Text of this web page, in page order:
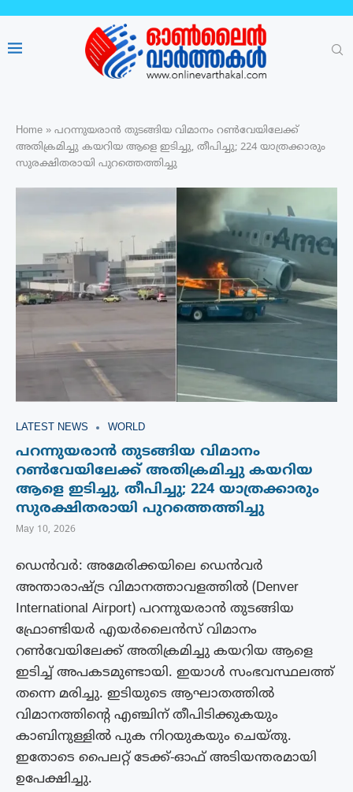
Home » പറന്നുയരാൻ തുടങ്ങിയ വിമാനം റൺവേയിലേക്ക്
അതിക്രമിച്ചു കയറിയ ആളെ ഇടിച്ചു, തീപിച്ചു; 224 യാത്രക്കാരും
സുരക്ഷിതരായി പുറത്തെത്തിച്ചു
LATEST NEWS WORLD
പറന്നുയരാൻ തുടങ്ങിയ വിമാനം
റൺവേയിലേക്ക് അതിക്രമിച്ചു കയറിയ
ആളെ ഇടിച്ചു, തീപിച്ചു; 224 യാത്രക്കാരും
സുരക്ഷിതരായി പുറത്തെത്തിച്ചു
May 10, 2026
ഡെൻവർ: അമേരിക്കയിലെ ഡെൻവർ
അന്താരാഷ്ട്ര വിമാനത്താവളത്തിൽ (Denver
International Airport) പറന്നുയരാൻ തുടങ്ങിയ
ഫ്രോണ്ടിയർ എയർലൈൻസ് വിമാനം
റൺവേയിലേക്ക് അതിക്രമിച്ചു കയറിയ ആളെ
ഇടിച്ച് അപകടമുണ്ടായി. ഇയാൾ സംഭവസ്ഥലത്ത്
തന്നെ മരിച്ചു. ഇടിയുടെ ആഘാതത്തിൽ
വിമാനത്തിന്റെ എഞ്ചിന് തീപിടിക്കുകയും
കാബിനുള്ളിൽ പുക നിറയുകയും ചെയ്തു.
ഇതോടെ പൈലറ്റ് ടേക്ക്-ഓഫ് അടിയന്തരമായി
ഉപേക്ഷിച്ചു.